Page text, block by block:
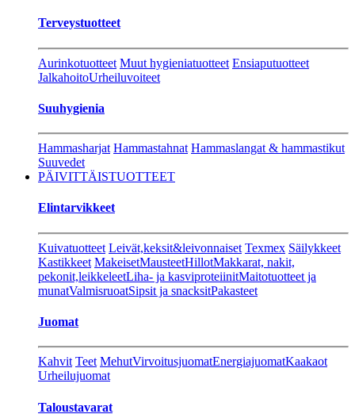
Terveystuotteet
Aurinkotuotteet Muut hygieniatuotteet Ensiaputuotteet
JalkahoitoUrheiluvoiteet
Suuhygienia
Hammasharjat Hammastahnat Hammaslangat & hammastikut
Suuvedet
PÄIVITTÄISTUOTTEET
Elintarvikkeet
Kuivatuotteet Leivät,keksit&leivonnaiset Texmex Säilykkeet
Kastikkeet MakeisetMausteetHillotMakkarat, nakit,
pekonit,leikkeleetLiha- ja kasviproteiinitMaitotuotteet ja
munatValmisruoatSipsit ja snacksitPakasteet
Juomat
Kahvit Teet MehutVirvoitusjuomatEnergiajuomatKaakaot
Urheilujuomat
Taloustavarat